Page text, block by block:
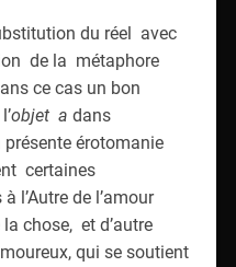
du réel avec
de la métaphore
ce cas un bon
objet a dans
présente érotomanie
certaines
l’Autre de l’amour
chose, et d’autre
qui se soutient